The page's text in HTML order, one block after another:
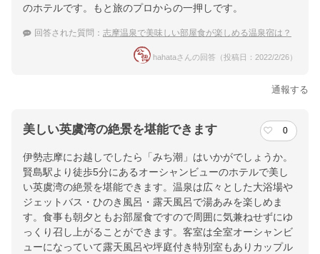
のホテルです。もと旅のプロからの一押しです。
回答された質問： 志摩温泉で美味しい部屋食が楽しめる温泉宿は？
hahataさんの回答（投稿日：2022/2/26）
通報する
美しい英虞湾の絶景を堪能できます 0
伊勢志摩にお越しでしたら「みち潮」はいかがでしょうか。
賢島駅より徒歩5分にあるオーシャンビューのホテルで美し
い英虞湾の絶景を堪能できます。温泉は広々とした大浴場や
ジェットバス・ひのき風呂・露天風呂で湯あみを楽しめま
す。食事も朝夕ともお部屋食ですので周囲に気兼ねせずにゆ
っくり召し上がることができます。客室は全室オーシャンビ
ューになっていて露天風呂や坪庭付き特別室もありカップル